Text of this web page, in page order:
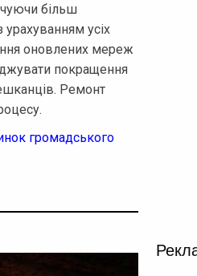
більш
усіх
оновлених мереж
покращення
Ремонт
громадського